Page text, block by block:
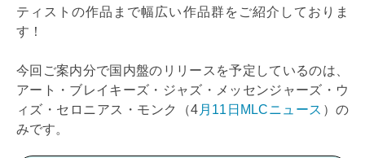
ティストの作品まで幅広い作品群をご紹介しておりま
す！
今回ご案内分で国内盤のリリースを予定しているのは、
アート・ブレイキーズ・ジャズ・メッセンジャーズ・ウ
ィズ・セロニアス・モンク（4 月11日MLCニュース ）の
みです。